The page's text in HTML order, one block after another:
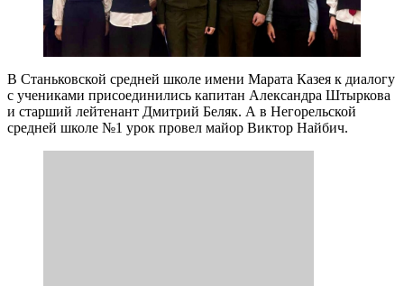
В Станьковской средней школе имени Марата Казея к диалогу
с учениками присоединились капитан Александра Штыркова
и старший лейтенант Дмитрий Беляк. А в Негорельской
средней школе №1 урок провел майор Виктор Найбич.